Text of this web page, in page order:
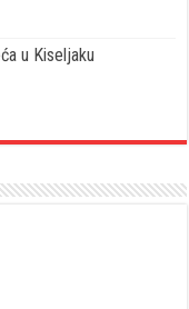
u Kiseljaku